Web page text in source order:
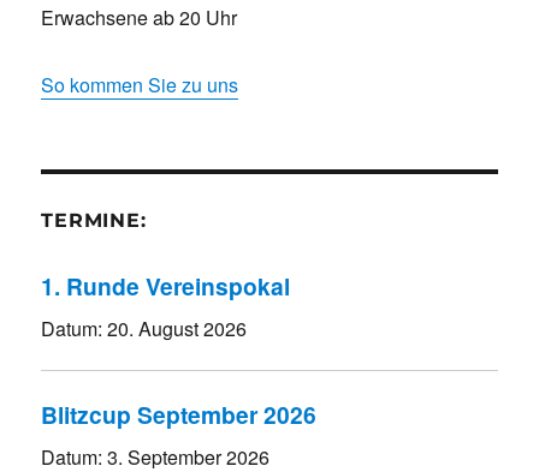
Erwachsene ab 20 Uhr
So kommen Sie zu uns
TERMINE:
1. Runde Vereinspokal
Datum:20. August 2026
Blitzcup September 2026
Datum:3. September 2026